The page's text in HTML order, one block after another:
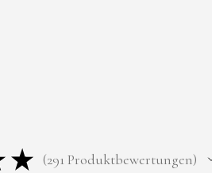
★ 291 Produktbewertungen
291